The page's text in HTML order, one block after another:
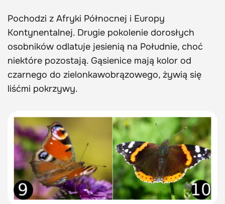
Pochodzi z Afryki Północnej i Europy
Kontynentalnej. Drugie pokolenie dorosłych
osobników odlatuje jesienią na Południe, choć
niektóre pozostają. Gąsienice mają kolor od
czarnego do zielonkawobrązowego, żywią się
liśćmi pokrzywy.